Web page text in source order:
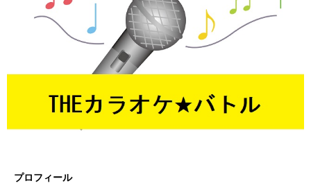
プロフィール